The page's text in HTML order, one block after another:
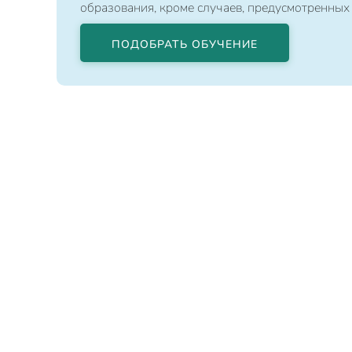
образования, кроме случаев,
ПОДОБРАТЬ ОБУЧЕНИЕ